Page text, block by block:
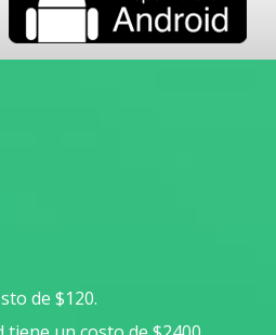
de $120.